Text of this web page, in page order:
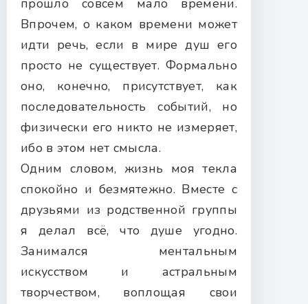
прошло совсем мало времени.
Впрочем, о каком времени может
идти речь, если в мире душ его
просто не существует. Формально
оно, конечно, присутствует, как
последовательность событий, но
физически его никто не измеряет,
ибо в этом нет смысла.
Одним словом, жизнь моя текла
спокойно и безмятежно. Вместе с
друзьями из родственной группы
я делал всё, что душе угодно.
Занимался ментальным
искусством и астральным
творчеством, воплощая свои